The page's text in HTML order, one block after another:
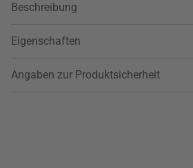
Beschreibung
Eigenschaften
Angaben zur Produktsicherheit